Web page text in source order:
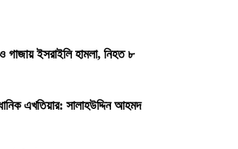
গাজায় ইসরাইলি হামলা, নিহত ৮
এখতিয়ার: সালাহউদ্দিন আহমদ